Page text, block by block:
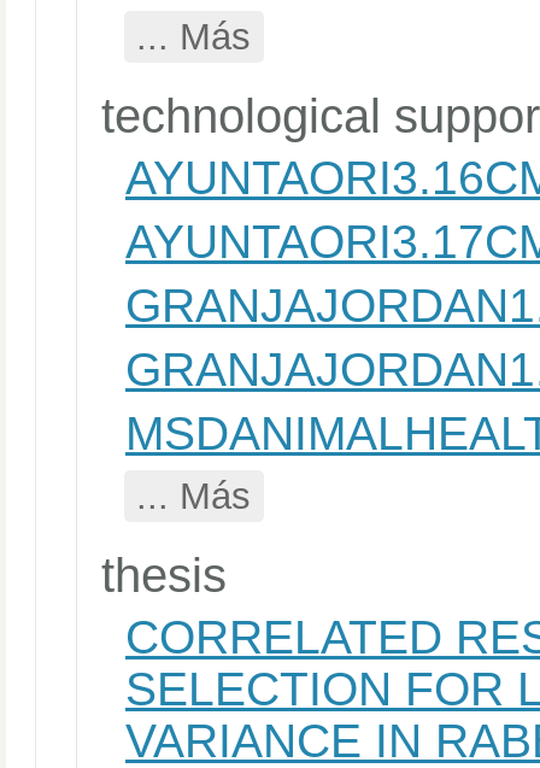
... Más
technological
... Más
thesis
CORRELATED
SELECTION FOR
VARIANCE IN